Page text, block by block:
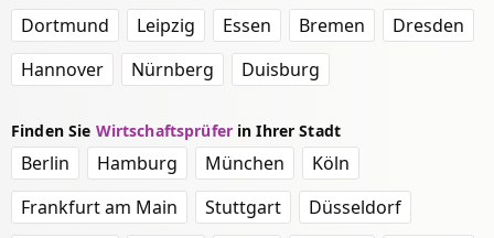
Dortmund
Leipzig Essen Bremen
Dresden
Hannover
Nürnberg Duisburg
Finden Sie Wirtschaftsprüferin Ihrer Stadt
Berlin Hamburg München
Köln
Frankfurt am Main
Stuttgart
Düsseldorf